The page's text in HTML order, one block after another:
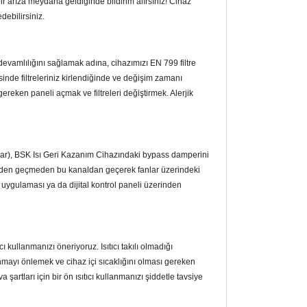
sağlamak adına, cihazımızı EN 799 filtre
filtreleriniz kirlendiğinde ve değişim zamanı
paneli açmak ve filtreleri değiştirmek. Alerjik
BSK Isı Geri Kazanım Cihazındaki bypass damperini
geçmeden bu kanaldan geçerek fanlar üzerindeki
uygulaması ya da dijital kontrol paneli üzerinden
öneriyoruz. Isıtıcı takılı olmadığı
önlemek ve cihaz içi sıcaklığını olması gereken
için bir ön ısıtıcı kullanmanızı şiddetle tavsiye